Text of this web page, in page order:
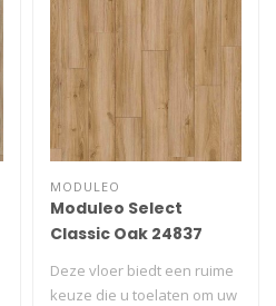
MODULEO
Moduleo Select
Classic Oak 24837
Deze vloer biedt een ruime
keuze die u toelaten om uw